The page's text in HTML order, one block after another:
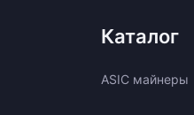
Каталог
ASIC майнеры